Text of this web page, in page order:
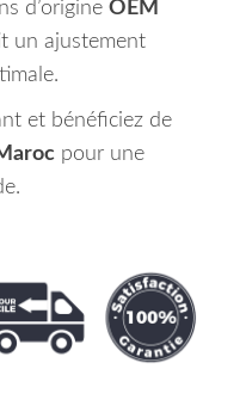
d’origine OEM
un ajustement
et bénéficiez de
pour une